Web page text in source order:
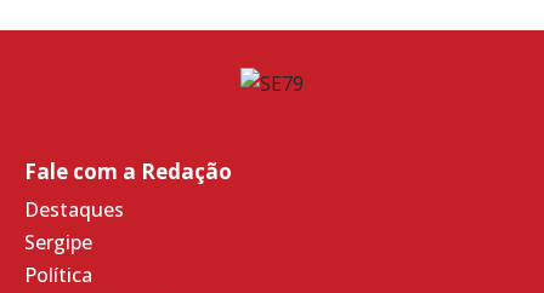
Fale com a Redação
Destaques
Sergipe
Política